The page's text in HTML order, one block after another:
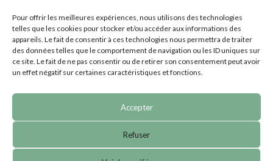
Pour offrir les meilleures expériences, nous utilisons des technologies
telles que les cookies pour stocker et/ou accéder aux informations des
appareils. Le fait de consentir à ces technologies nous permettra de traiter
des données telles que le comportement de navigation ou les ID uniques sur
ce site. Le fait de ne pas consentir ou de retirer son consentement peut avoir
un effet négatif sur certaines caractéristiques et fonctions.
Accepter
Refuser
Nos marques
Nos produits en ligne
Contact
Mentions légales